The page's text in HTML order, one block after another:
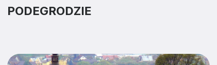
PODEGRODZIE